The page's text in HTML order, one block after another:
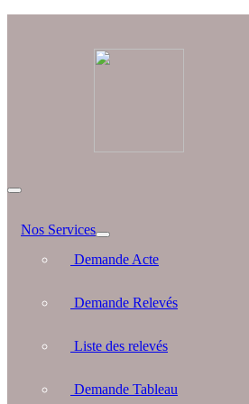
Nos Services
Demande Acte
Demande Relevés
Liste des relevés
Demande Tableau